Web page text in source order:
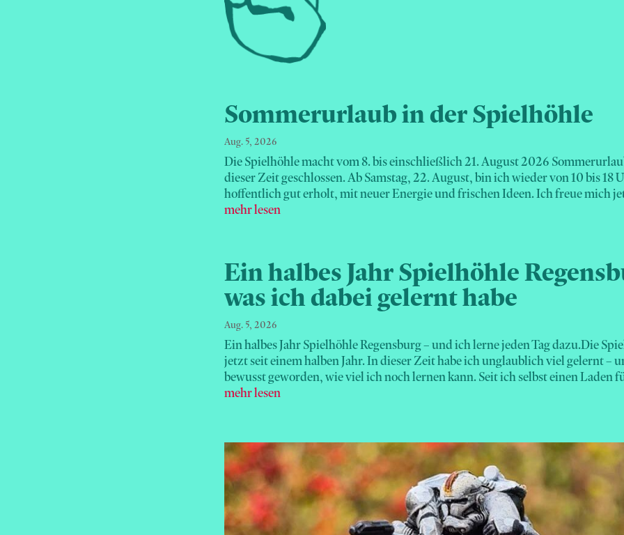
Sommerurlaub in der Spielhöhle
Aug. 5, 2026
Die Spielhöhle macht vom 8. bis einschließlich 21. August 2026
dieser Zeit geschlossen. Ab Samstag, 22. August, bin ich wieder von 10 bis 18
hoffentlich gut erholt, mit neuer Energie und frischen Ideen. Ich freue mich
mehr lesen
Ein halbes Jahr Spielhöhle
was ich dabei gelernt habe
Aug. 5, 2026
Ein halbes Jahr Spielhöhle Regensburg – und ich lerne jeden Tag dazu.Die
jetzt seit einem halben Jahr. In dieser Zeit habe ich unglaublich viel gelernt –
bewusst geworden, wie viel ich noch lernen kann. Seit ich selbst einen Laden
mehr lesen